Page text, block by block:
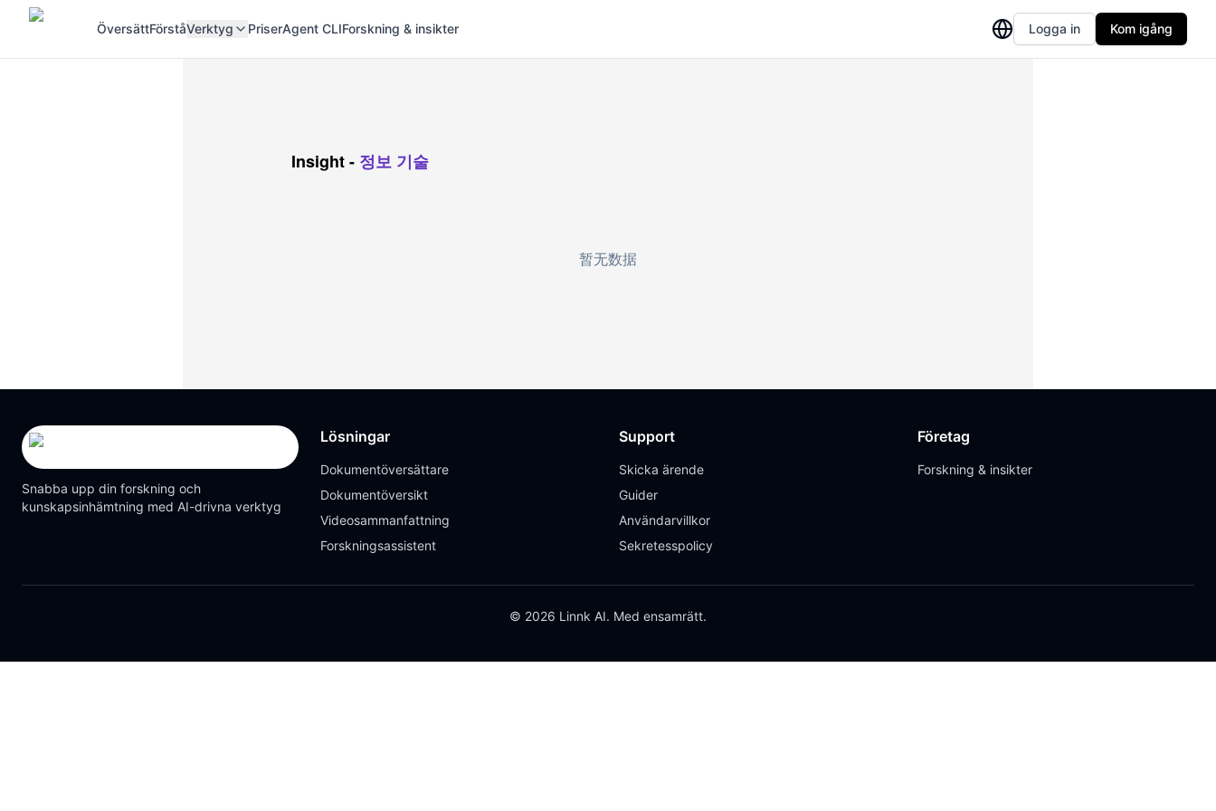
ÖversättFörståVerktyg PriserAgent CLIForskning & insikter Logga in Kom igång
Insight- 정보 기술
暂无数据
Snabba upp din forskning och
kunskapsinhämtning med AI-drivna verktyg
Lösningar
Dokumentöversättare
Dokumentöversikt
Videosammanfattning
Forskningsassistent
Support
Skicka ärende
Guider
Användarvillkor
Sekretesspolicy
Företag
Forskning & insikter
© 2026 Linnk AI. Med ensamrätt.